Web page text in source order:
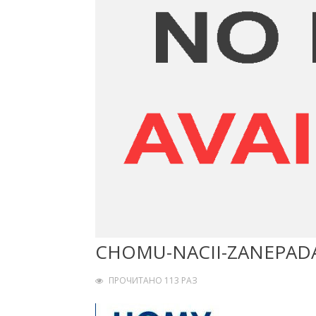
CHOMU-NACII-
ПРОЧИТАНО 113 РАЗ